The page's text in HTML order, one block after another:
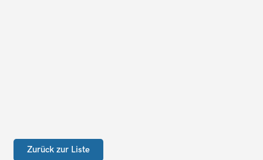
Zurück zur Liste